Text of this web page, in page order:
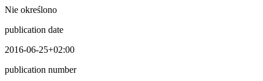
Nie określono
publication date
2016-06-25+02:00
publication number